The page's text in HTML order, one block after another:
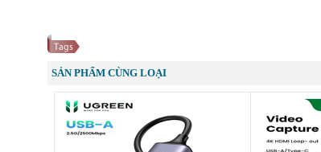
SẢN PHẨM CÙNG LOẠI